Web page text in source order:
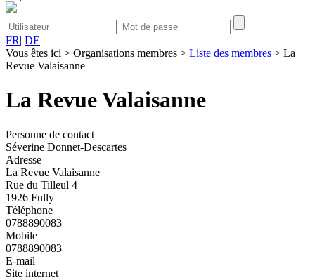
FR| DE|
Vous êtes ici > Organisations membres > Liste des membres > La
Revue Valaisanne
La Revue Valaisanne
Personne de contact
Séverine Donnet-Descartes
Adresse
La Revue Valaisanne
Rue du Tilleul 4
1926 Fully
Téléphone
0788890083
Mobile
0788890083
E-mail
Site internet